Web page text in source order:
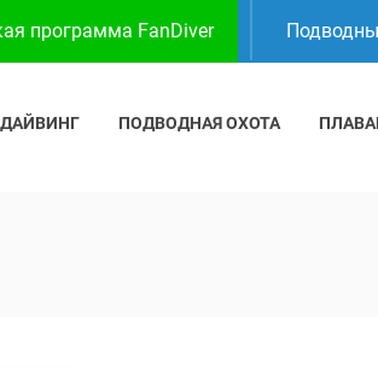
программа FanDiver
ПОДВОДНАЯ ОХОТА